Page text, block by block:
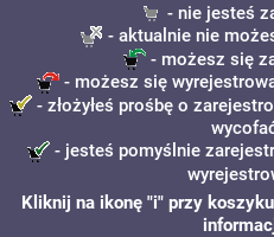
- nie jesteś
- aktualnie nie
- możesz się
- możesz się
- złożyłeś prośbę o
- jesteś pomyślnie
Kliknij na ikonę "i" przy